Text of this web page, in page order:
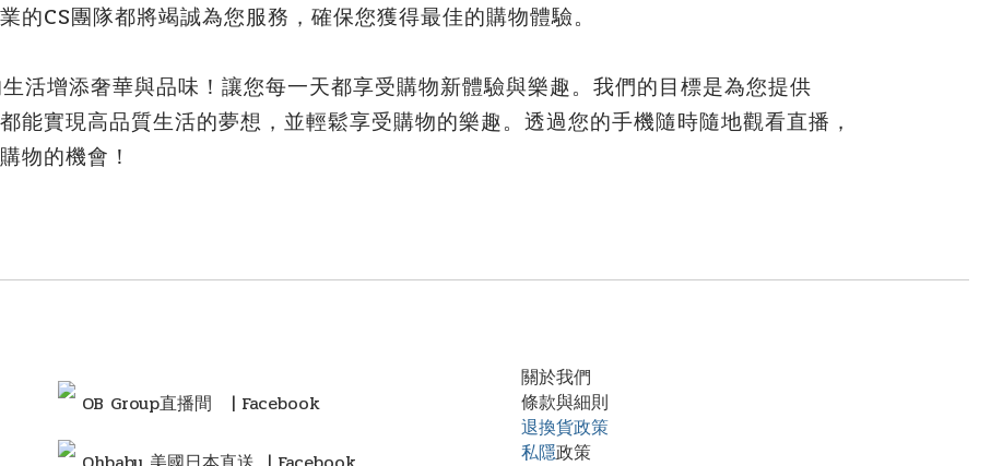
的CS團隊都將竭誠為您服務，確保您獲得最佳的購物體驗。
活增添奢華與品味！讓您每一天都享受購物新體驗與樂趣。我們的目標是為您提供
能實現高品質生活的夢想，並輕鬆享受購物的樂趣。透過您的手機隨時隨地觀看直播，
物的機會！
OB Group直播間 | Facebook
關於我們
條款與細則
退換貨政策
私隱政策